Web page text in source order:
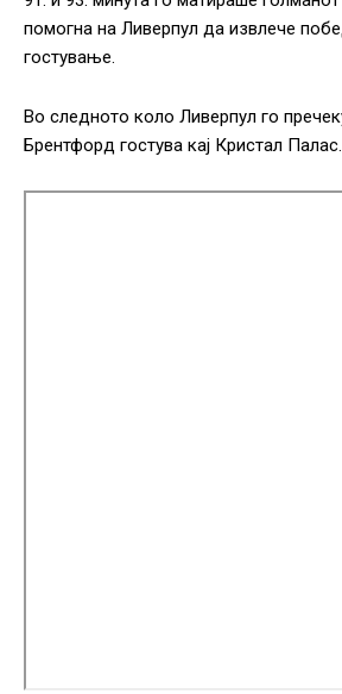
помогна на Ливерпул да извлече
гостување.
Во следното коло Ливерпул го
Брентфорд гостува кај Кристал Палас.